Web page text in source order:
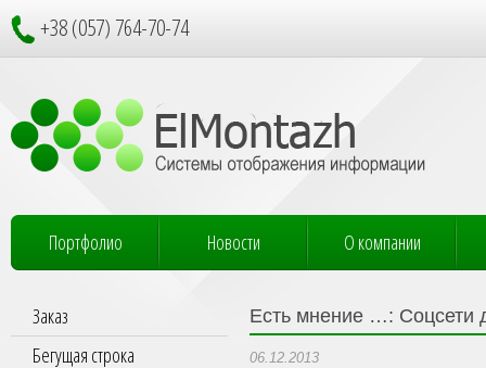
+38 (057) 764-70-74
Портфолио Новости О компании
Заказ
Бегущая строка
Есть мнение …: Соцсети
06.12.2013